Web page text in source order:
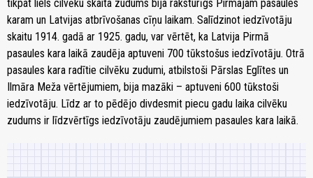
tikpat liels cilvēku skaita zudums bija raksturīgs Pirmajam pasaules
karam un Latvijas atbrīvošanas cīņu laikam. Salīdzinot iedzīvotāju
skaitu 1914. gadā ar 1925. gadu, var vērtēt, ka Latvija Pirmā
pasaules kara laikā zaudēja aptuveni 700 tūkstošus iedzīvotāju. Otrā
pasaules kara radītie cilvēku zudumi, atbilstoši Pārslas Eglītes un
Ilmāra Meža vērtējumiem, bija mazāki – aptuveni 600 tūkstoši
iedzīvotāju. Līdz ar to pēdējo divdesmit piecu gadu laika cilvēku
zudums ir līdzvērtīgs iedzīvotāju zaudējumiem pasaules kara laikā.